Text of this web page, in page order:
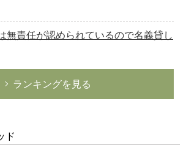
無責任が認められているので名義貸し
ランキングを見る
ド